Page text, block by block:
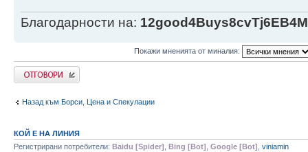
Благодарности на:
Покажи мненията от миналия:
Напиши коментар
Назад към Борси, Цена и Спекулации
КОЙ Е НА ЛИНИЯ
Регистрирани потребители: Baidu [Spider] Bing [Bot] Google [Bot] viniamin